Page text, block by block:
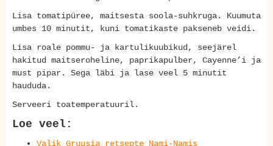
Lisa tomatipüree, maitsesta soola-suhkruga. Kuumuta
umbes 10 minutit, kuni tomatikaste pakseneb veidi.
Lisa roale pommu- ja kartulikuubikud, seejärel
hakitud maitseroheline, paprikapulber, Cayenne’i ja
must pipar. Sega läbi ja lase veel 5 minutit
haududa.
Serveeri toatemperatuuril.
Loe veel:
Valik Gruusia retsepte Nami-Namis